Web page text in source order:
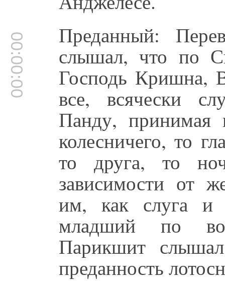
00:00:00 Преданный:
слышал, что по
Господь Кришна,
все, всячески
Панду, принимая
колесничего, то
то друга, то
зависимости от
им, как слуга и
младший по
Парикшит
преданность